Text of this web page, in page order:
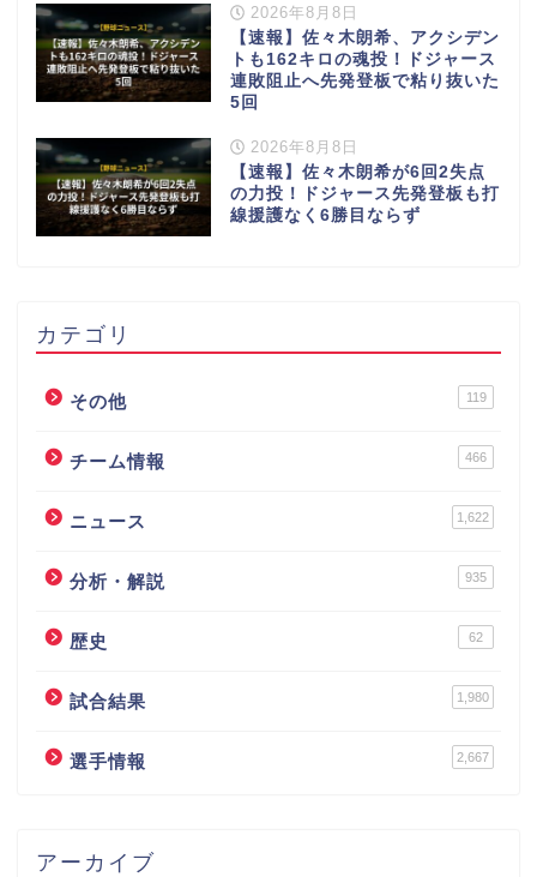
2026年8月8日
【速報】佐々木朗希、アクシデン
トも162キロの魂投！ドジャース
連敗阻止へ先発登板で粘り抜いた
5回
2026年8月8日
【速報】佐々木朗希が6回2失点
の力投！ドジャース先発登板も打
線援護なく6勝目ならず
カテゴリ
その他 119
チーム情報 466
ニュース 1,622
分析・解説 935
歴史 62
試合結果 1,980
選手情報 2,667
アーカイブ